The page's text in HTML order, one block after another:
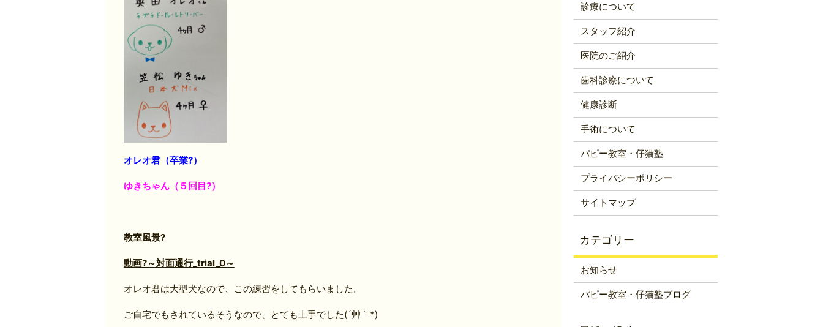
オレオ君（卒業?）
ゆきちゃん（５回目?）
教室風景?
動画?～対面通行_trial_0～
オレオ君は大型犬なので、この練習をしてもらいました。
ご自宅でもされているそうなので、とても上手でした(´艸｀*)
診療について
スタッフ紹介
医院のご紹介
歯科診療について
健康診断
手術について
パピー教室・仔猫塾
プライバシーポリシー
サイトマップ
お知らせ
パピー教室・仔猫塾ブログ